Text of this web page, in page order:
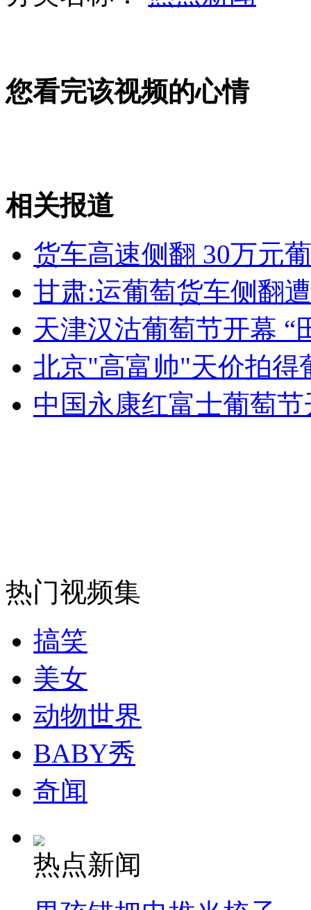
女孩北京地铁殴打老人 痛下狠手拳打脚踢
无痛分娩是否安全 医生回应
外交部：反对强权政治霸凌主义
走！跟着总书记去植树
消防员救轻生者
纽约上演“枕头大战”
司机酒驾遇交警 急速倒车逃窜
您看完该视频的心情
相关报道
货车高速侧翻 30万元
甘肃:运葡萄货车侧翻
天津汉沽葡萄节开幕 “
北京"高富帅"天价拍得
中国永康红富士葡萄
热门视频集
搞笑
美女
动物世界
BABY秀
奇闻
热点新闻